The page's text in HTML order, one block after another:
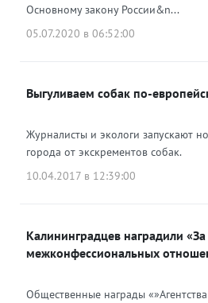
Основному закону России&n...
05.07.2020 в 06:52:00
Выгуливаем собак по-
Журналисты и экологи запускают
города от экскрементов собак.
10.04.2017 в 12:39:00
Калининградцев наградили
межконфессиональных
Общественные награды